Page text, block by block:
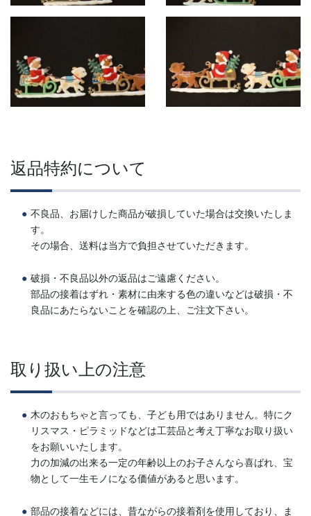
返品特約について
不良品、お届けした商品が破損していた場合は交換いたしま
す。
その場合、送料は当方で負担させていただきます。
破損・不良品以外の返品はご遠慮ください。
部品の接着はずれ・素材に由来する色の違いなどは破損・不
良品にあたらないことを確認の上、ご注文下さい。
取り扱い上の注意
木のおもちゃと言っても、子ども用ではありません。特にク
リスマス・ピラミッドなどは工芸品と考え丁寧なお取り扱い
をお願いいたします。
力の加減の出来る一定の年齢以上のお子さんなら喜ばれ、宝
物として一生モノになる価値があると思います。
部品の接着などには、昔ながらの接着剤を使用しており、ま